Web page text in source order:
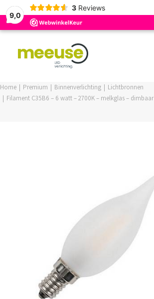
9,0
3 Reviews
LOGIN / REGISTER
WINKELWAGEN
Home Premium Binnenverlichting
Lichtbronnen
Filament C35B6 – 6 watt – 2700K – melkglas – dimbaar